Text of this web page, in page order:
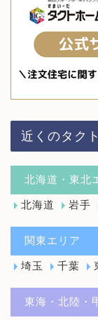
近くのタク
北海道・東北
北海道 岩手
関東エリア
埼玉 千葉
東海・北陸・